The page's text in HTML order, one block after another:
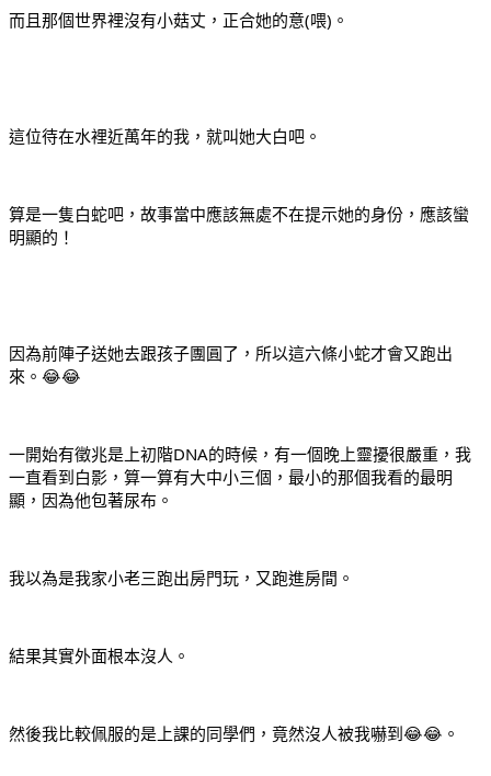
而且那個世界裡沒有小菇丈，正合她的意(喂)。
這位待在水裡近萬年的我，就叫她大白吧。
算是一隻白蛇吧，故事當中應該無處不在提示她的身份，應該蠻
明顯的！
因為前陣子送她去跟孩子團圓了，所以這六條小蛇才會又跑出
來。😂😂
一開始有徵兆是上初階DNA的時候，有一個晚上靈擾很嚴重，我
一直看到白影，算一算有大中小三個，最小的那個我看的最明
顯，因為他包著尿布。
我以為是我家小老三跑出房門玩，又跑進房間。
結果其實外面根本沒人。
然後我比較佩服的是上課的同學們，竟然沒人被我嚇到😂😂。